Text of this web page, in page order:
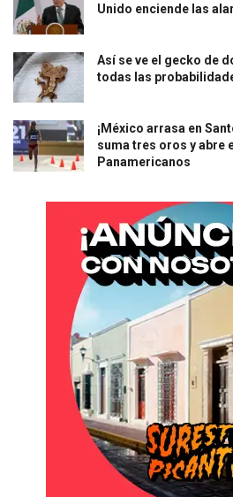
Unido enciende las
Así se ve el gecko de
todas las
¡México arrasa en
suma tres oros y abre
Panamericanos